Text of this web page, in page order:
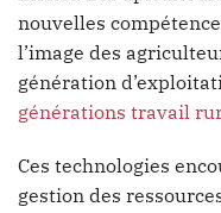
nouvelles
l’image des
génération
générations travail
Ces technologies
gestion des